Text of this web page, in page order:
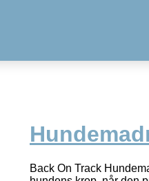
Back On Track